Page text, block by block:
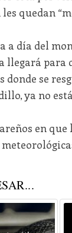
quedan
a día del
llegará
se
ya no
en